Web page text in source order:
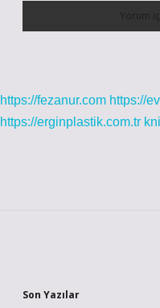
https://fezanur.com https://
https://erginplastik.com.tr
Son Yazılar